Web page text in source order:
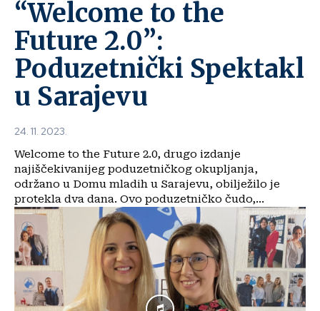
“Welcome to the
Future 2.0”:
Poduzetnički Spektakl
u Sarajevu
24. 11. 2023.
Welcome to the Future 2.0, drugo izdanje
najiščekivanijeg poduzetničkog okupljanja,
održano u Domu mladih u Sarajevu, obilježilo je
protekla dva dana. Ovo poduzetničko čudo,...